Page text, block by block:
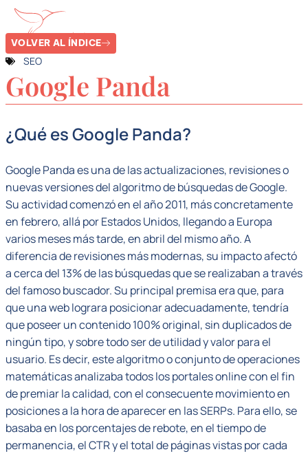
VOLVER AL ÍNDICE
SEO
Google Panda
¿Qué es Google Panda?
Google Panda es una de las actualizaciones, revisiones o
nuevas versiones del algoritmo de búsquedas de Google.
Su actividad comenzó en el año 2011, más concretamente
en febrero, allá por Estados Unidos, llegando a Europa
varios meses más tarde, en abril del mismo año. A
diferencia de revisiones más modernas, su impacto afectó
a cerca del 13% de las búsquedas que se realizaban a través
del famoso buscador. Su principal premisa era que, para
que una web lograra posicionar adecuadamente, tendría
que poseer un contenido 100% original, sin duplicados de
ningún tipo, y sobre todo ser de utilidad y valor para el
usuario. Es decir, este algoritmo o conjunto de operaciones
matemáticas analizaba todos los portales online con el fin
de premiar la calidad, con el consecuente movimiento en
posiciones a la hora de aparecer en las SERPs. Para ello, se
basaba en los porcentajes de rebote, en el tiempo de
permanencia, el CTR y el total de páginas vistas por cada